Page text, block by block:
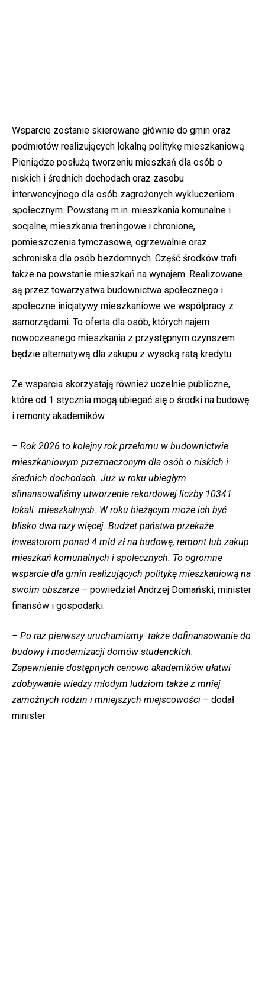
Wsparcie zostanie skierowane głównie do gmin oraz
podmiotów realizujących lokalną politykę mieszkaniową.
Pieniądze posłużą tworzeniu mieszkań dla osób o
niskich i średnich dochodach oraz zasobu
interwencyjnego dla osób zagrożonych wykluczeniem
społecznym. Powstaną m.in. mieszkania komunalne i
socjalne, mieszkania treningowe i chronione,
pomieszczenia tymczasowe, ogrzewalnie oraz
schroniska dla osób bezdomnych. Część środków trafi
także na powstanie mieszkań na wynajem. Realizowane
są przez towarzystwa budownictwa społecznego i
społeczne inicjatywy mieszkaniowe we współpracy z
samorządami. To oferta dla osób, których najem
nowoczesnego mieszkania z przystępnym czynszem
będzie alternatywą dla zakupu z wysoką ratą kredytu.
Ze wsparcia skorzystają również uczelnie publiczne,
które od 1 stycznia mogą ubiegać się o środki na budowę
i remonty akademików.
– Rok 2026 to kolejny rok przełomu w budownictwie
mieszkaniowym przeznaczonym dla osób o niskich i
średnich dochodach. Już w roku ubiegłym
sfinansowaliśmy utworzenie rekordowej liczby 10341
lokali mieszkalnych. W roku bieżącym może ich być
blisko dwa razy więcej. Budżet państwa przekaże
inwestorom ponad 4 mld zł na budowę, remont lub zakup
mieszkań komunalnych i społecznych. To ogromne
wsparcie dla gmin realizujących politykę mieszkaniową na
swoim obszarze – powiedział Andrzej Domański, minister
finansów i gospodarki.
– Po raz pierwszy uruchamiamy także dofinansowanie do
budowy i modernizacji domów studenckich.
Zapewnienie dostępnych cenowo akademików ułatwi
zdobywanie wiedzy młodym ludziom także z mniej
zamożnych rodzin i mniejszych miejscowości – dodał
minister.